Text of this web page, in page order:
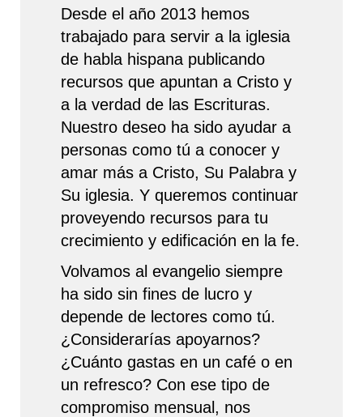
Desde el año 2013 hemos
trabajado para servir a la iglesia
de habla hispana publicando
recursos que apuntan a Cristo y
a la verdad de las Escrituras.
Nuestro deseo ha sido ayudar a
personas como tú a conocer y
amar más a Cristo, Su Palabra y
Su iglesia. Y queremos continuar
proveyendo recursos para tu
crecimiento y edificación en la fe.
Volvamos al evangelio siempre
ha sido sin fines de lucro y
depende de lectores como tú.
¿Considerarías apoyarnos?
¿Cuánto gastas en un café o en
un refresco? Con ese tipo de
compromiso mensual, nos